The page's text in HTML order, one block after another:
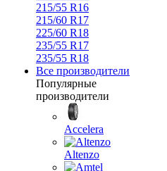
215/55 R16
215/60 R17
225/60 R18
235/55 R17
235/55 R18
Все производители
Популярные
производители
Accelera
Altenzo